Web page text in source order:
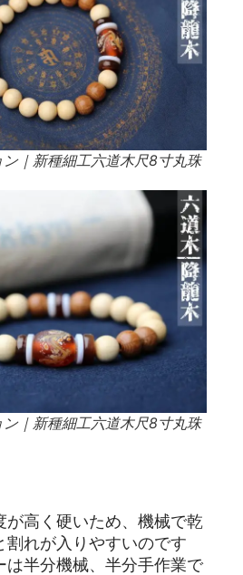
｜新種細工六道木尺8寸丸珠
｜新種細工六道木尺8寸丸珠
が高く硬いため、機械で乾
割れが入りやすいのです
は半分機械、半分手作業で